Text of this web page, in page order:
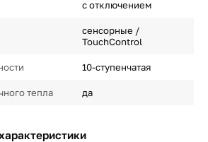
с отключением
сенсорные /
TouchControl
10-ступенчатая
тепла да